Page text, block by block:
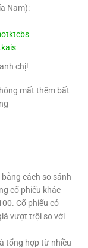
Nam):
chị!
mất thêm bất
cách so sánh
cổ phiếu khác
Cổ phiếu có
vượt trội so với
tổng hợp từ nhiều